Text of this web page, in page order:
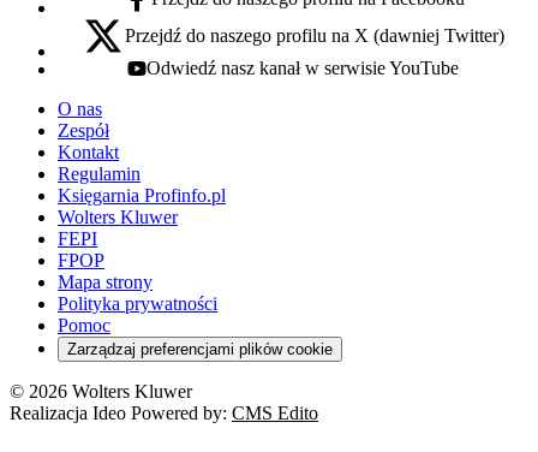
facebook - otwiera się w nowej karcie
x - otwiera się w nowej karcie
Przejdź do naszego profilu na X (dawniej Twitter)
youtube - otwiera się w nowej karcie
Odwiedź nasz kanał w serwisie YouTube
O nas
Zespół
Kontakt
Regulamin
Księgarnia Profinfo.pl
Wolters Kluwer
FEPI
FPOP
Mapa strony
Polityka prywatności
Pomoc
Zarządzaj preferencjami plików cookie
© 2026 Wolters Kluwer
Realizacja Ideo Powered by: CMS Edito